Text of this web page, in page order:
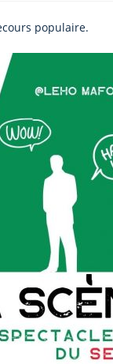
populaire.